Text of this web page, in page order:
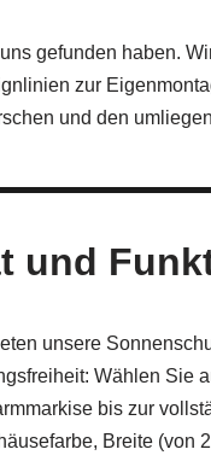
gefunden haben.
zur
und den
und
unsere
Wählen Sie
bis zur
Breite (von